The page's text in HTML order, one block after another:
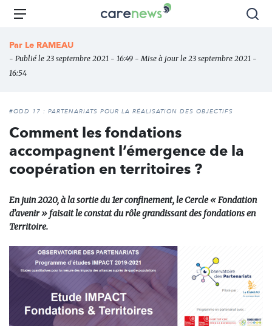
Aller
principal
Carenews,
des
Menu
Par Le RAMEAU
- Publié le 23 septembre 2021 - 16:49 - Mise à jour le 23 septembre 2021 -
16:54
#ODD 17 : PARTENARIATS POUR LA RÉALISATION DES OBJECTIFS
Comment les fondations
accompagnent l’émergence de la
coopération en territoires ?
En juin 2020, à la sortie du 1er confinement, le Cercle « Fondation
d’avenir » faisait le constat du rôle grandissant des fondations en
Territoire.